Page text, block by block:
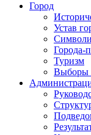
Город
Устав
Города-
Туризм
Выборы